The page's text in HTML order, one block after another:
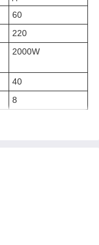
60
220
2000W
40
8